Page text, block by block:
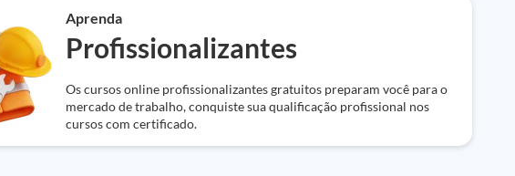
Aprenda
Profissionalizantes
Os cursos online profissionalizantes gratuitos preparam você para o
mercado de trabalho, conquiste sua qualificação profissional nos
cursos com certificado.